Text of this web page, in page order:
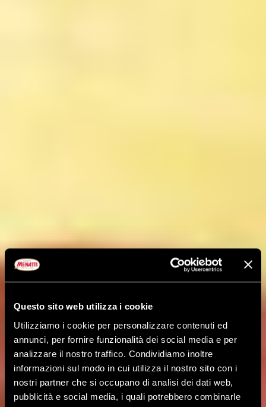
Questo sito web utilizza i cookie
Utilizziamo i cookie per personalizzare contenuti ed
annunci, per fornire funzionalità dei social media e per
analizzare il nostro traffico. Condividiamo inoltre
informazioni sul modo in cui utilizza il nostro sito con i
nostri partner che si occupano di analisi dei dati web,
pubblicità e social media, i quali potrebbero combinarle